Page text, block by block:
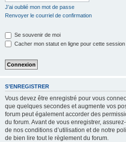
J’ai oublié mon mot de passe
Renvoyer le courriel de confirmation
Se souvenir de moi
Cacher mon statut en ligne pour cette session
S’ENREGISTRER
Vous devez être enregistré pour vous
que quelques secondes et augmente vos
forum peut également accorder des
du forum. Avant de vous enregistrer,
de nos conditions d’utilisation et de notre
de bien lire tout le règlement du forum.